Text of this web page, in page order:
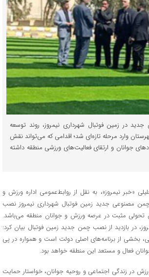
در زمین فوتبال شهرداری نیمروز، روند توسعه
وارد مرحله تازه‌ای شد؛ اقدامی که می‌تواند نقش
جوانان و ارتقای فعالیت‌های ورزشی منطقه داشته
«خبر نیمروز»، به نقل از روابط‌عمومی اداره ورزش و
چمن مصنوعی جدید زمین فوتبال شهرداری نیمروز نصب
مثبت در عرصه ورزش و جوانان منطقه می‌باشد.
در بازدید از نصب چمن جدید زمین فوتبال بیان کرد:
بخشی از برنامه‌های اصلی دولت است و همواره در پی
جوانان فعال و مستعد این منطقه خواهد بود.
در زندگی اجتماعی و روحیه جوانان، خواستار حمایت